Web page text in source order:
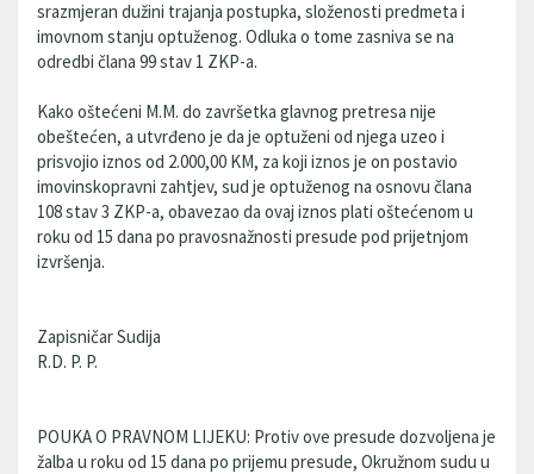
srazmjeran dužini trajanja postupka, složenosti predmeta i
imovnom stanju optuženog. Odluka o tome zasniva se na
odredbi člana 99 stav 1 ZKP-a.
Kako oštećeni M.M. do završetka glavnog pretresa nije
obeštećen, a utvrđeno je da je optuženi od njega uzeo i
prisvojio iznos od 2.000,00 KM, za koji iznos je on postavio
imovinskopravni zahtjev, sud je optuženog na osnovu člana
108 stav 3 ZKP-a, obavezao da ovaj iznos plati oštećenom u
roku od 15 dana po pravosnažnosti presude pod prijetnjom
izvršenja.
Zapisničar Sudija
R.D. P. P.
POUKA O PRAVNOM LIJEKU: Protiv ove presude dozvoljena je
žalba u roku od 15 dana po prijemu presude, Okružnom sudu u